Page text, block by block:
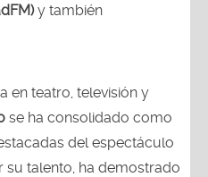
y también
en teatro, televisión y
se ha consolidado como
del espectáculo
su talento, ha demostrado